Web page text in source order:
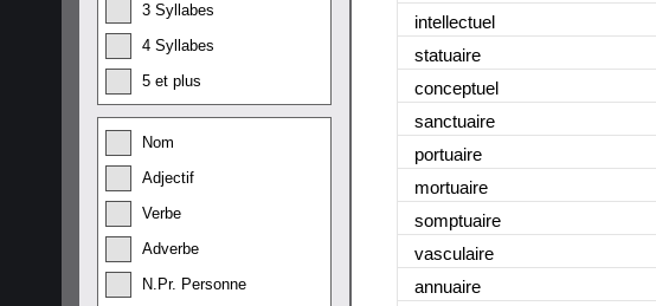
3 Syllabes
4 Syllabes
5 et plus
Nom
Adjectif
Verbe
Adverbe
N.Pr. Personne
intellectuel
statuaire
conceptuel
sanctuaire
portuaire
mortuaire
somptuaire
vasculaire
annuaire